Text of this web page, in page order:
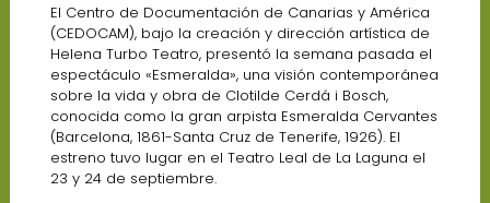
El Centro de Documentación de Canarias y América
(CEDOCAM), bajo la creación y dirección artística de
Helena Turbo Teatro, presentó la semana pasada el
espectáculo «Esmeralda», una visión contemporánea
sobre la vida y obra de Clotilde Cerdá i Bosch,
conocida como la gran arpista Esmeralda Cervantes
(Barcelona, 1861-Santa Cruz de Tenerife, 1926). El
estreno tuvo lugar en el Teatro Leal de La Laguna el
23 y 24 de septiembre.